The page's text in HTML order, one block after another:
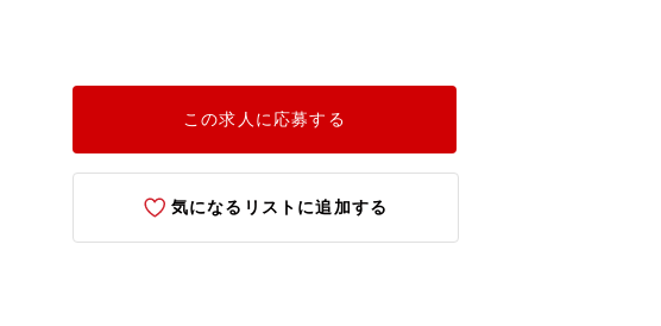
この求人に応募する
気になるリストに追加する